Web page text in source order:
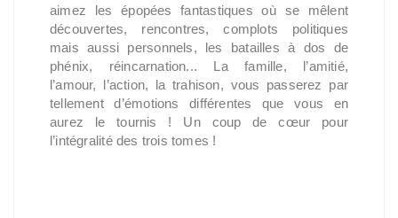
aimez les épopées fantastiques où se mêlent
découvertes, rencontres, complots politiques
mais aussi personnels, les batailles à dos de
phénix, réincarnation... La famille, l’amitié,
l’amour, l’action, la trahison, vous passerez par
tellement d’émotions différentes que vous en
aurez le tournis ! Un coup de cœur pour
l’intégralité des trois tomes !